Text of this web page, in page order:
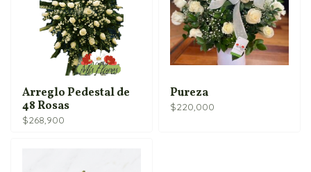
Arreglo Pedestal de
48 Rosas
$268,900
Pureza
$220,000